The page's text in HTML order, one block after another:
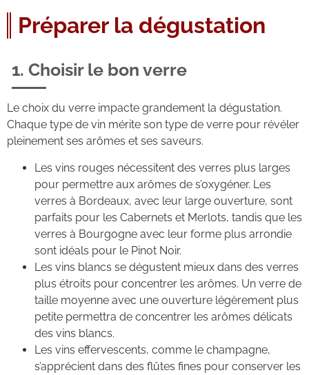
Préparer la dégustation
1. Choisir le bon verre
Le choix du verre impacte grandement la dégustation.
Chaque type de vin mérite son type de verre pour révéler
pleinement ses arômes et ses saveurs.
Les vins rouges nécessitent des verres plus larges
pour permettre aux arômes de s’oxygéner. Les
verres à Bordeaux, avec leur large ouverture, sont
parfaits pour les Cabernets et Merlots, tandis que les
verres à Bourgogne avec leur forme plus arrondie
sont idéals pour le Pinot Noir.
Les vins blancs se dégustent mieux dans des verres
plus étroits pour concentrer les arômes. Un verre de
taille moyenne avec une ouverture légèrement plus
petite permettra de concentrer les arômes délicats
des vins blancs.
Les vins effervescents, comme le champagne,
s’apprécient dans des flûtes fines pour conserver les